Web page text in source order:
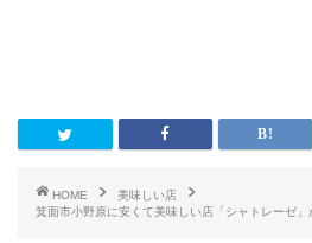
HOME
美味しい店
箕面市小野原に安くて美味しい店「シャトレーゼ」